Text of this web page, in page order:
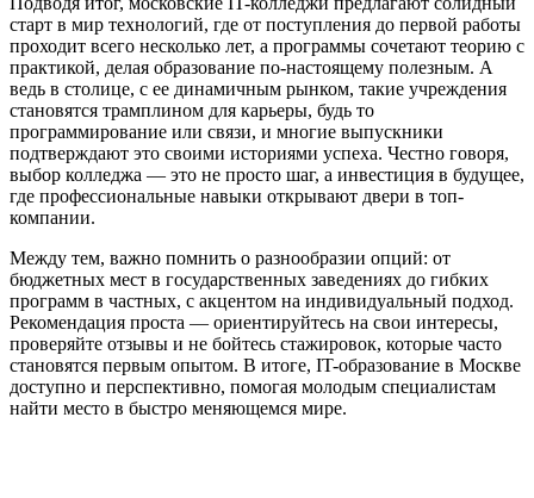
старт в мир технологий, где от поступления до первой работы
проходит всего несколько лет, а программы сочетают теорию с
практикой, делая образование по-настоящему полезным. А
ведь в столице, с ее динамичным рынком, такие учреждения
становятся трамплином для карьеры, будь то
программирование или связи, и многие выпускники
подтверждают это своими историями успеха. Честно говоря,
выбор колледжа — это не просто шаг, а инвестиция в будущее,
где профессиональные навыки открывают двери в топ-
компании.
Между тем, важно помнить о разнообразии опций: от
бюджетных мест в государственных заведениях до гибких
программ в частных, с акцентом на индивидуальный подход.
Рекомендация проста — ориентируйтесь на свои интересы,
проверяйте отзывы и не бойтесь стажировок, которые часто
становятся первым опытом. В итоге, IT-образование в Москве
доступно и перспективно, помогая молодым специалистам
найти место в быстро меняющемся мире.